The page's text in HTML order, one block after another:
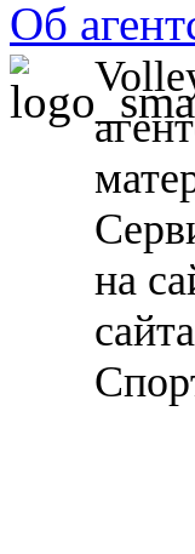
Об
на